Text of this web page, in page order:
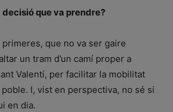
que va prendre?
que no va ser gaire
un tram d’un camí proper a
Valentí, per facilitar la mobilitat
I, vist en perspectiva, no sé si
en dia.